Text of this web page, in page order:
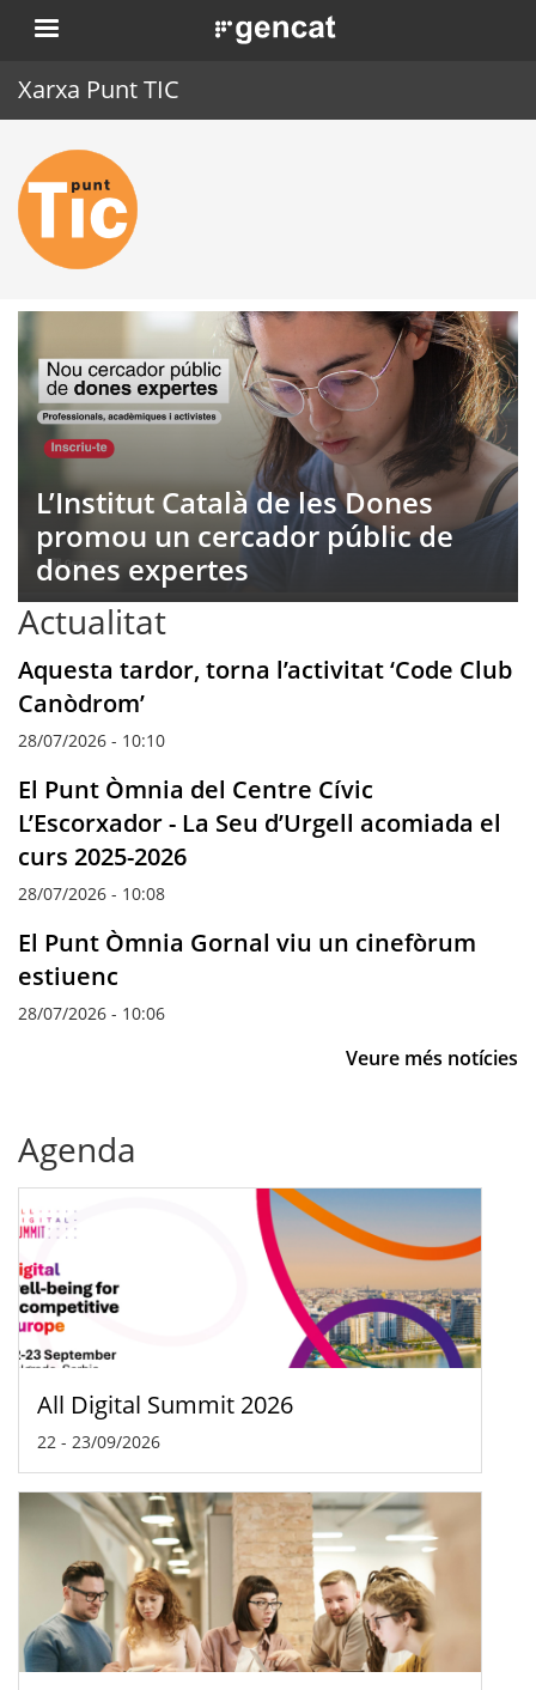
Vés
al
. Obre en una nova finestra.
Xarxa Punt TIC
Inici
Punt TIC
Actualitat
Formació
Eines
L’Institut Català de les Dones
promou un cercador públic de
dones expertes
Actualitat
Aquesta tardor, torna l’activitat ‘Code Club
Canòdrom’
28/07/2026 - 10:10
El Punt Òmnia del Centre Cívic
L’Escorxador - La Seu d’Urgell acomiada el
curs 2025-2026
28/07/2026 - 10:08
El Punt Òmnia Gornal viu un cinefòrum
estiuenc
28/07/2026 - 10:06
Veure més notícies
Agenda
All Digital Summit 2026
22 - 23/09/2026